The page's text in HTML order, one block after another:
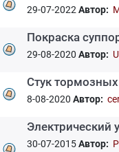
29-07-2022 Автор:
Покраска
29-08-2020 Автор:
Стук
8-08-2020 Автор:
Электрический
30-07-2015Автор: